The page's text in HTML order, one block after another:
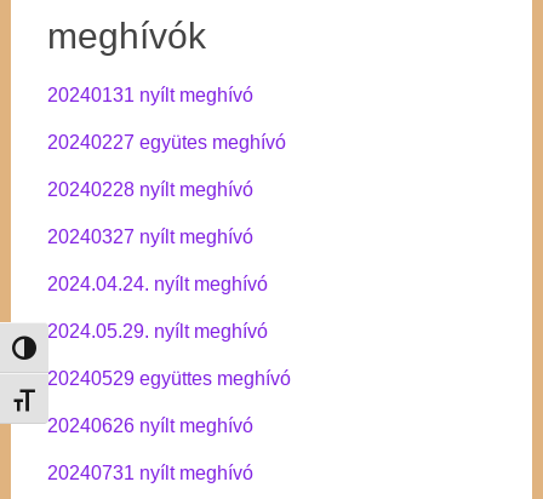
Nagy kontraszt váltása
Betűméret váltása
meghívók
20240131 nyílt meghívó
20240227 együtes meghívó
20240228 nyílt meghívó
20240327 nyílt meghívó
2024.04.24. nyílt meghívó
2024.05.29. nyílt meghívó
20240529 együttes meghívó
20240626 nyílt meghívó
20240731 nyílt meghívó